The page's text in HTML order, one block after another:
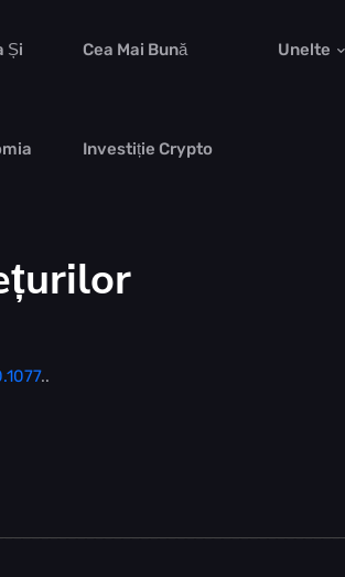
Și Cea Mai Bună
Investiție Crypto
Unelte
..